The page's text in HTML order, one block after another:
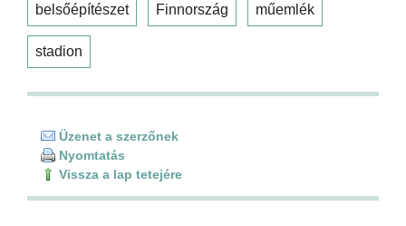
belsőépítészet Finnország műemlék
stadion
Üzenet a szerzőnek
Nyomtatás
Vissza a lap tetejére